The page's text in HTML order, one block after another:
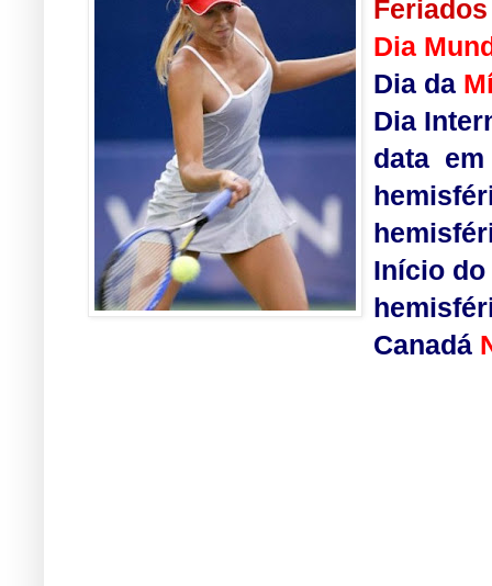
Dia
Dia da
Dia
data
Início
Canadá